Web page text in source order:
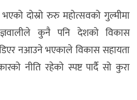
दोस्रो रुरु महोत्सवको गुल्मीमा
ज्ञवालीले कुनै पनि देशको विकास
नआउने भएकाले विकास सहायता
नीति रहेको स्पष्ट पार्दै सो कुरा